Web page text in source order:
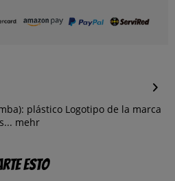
plástico Logotipo de la marca
mehr
esto